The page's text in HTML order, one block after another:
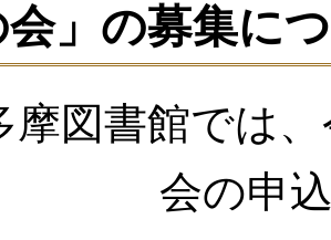
」の募集に
摩図書館では
会の申